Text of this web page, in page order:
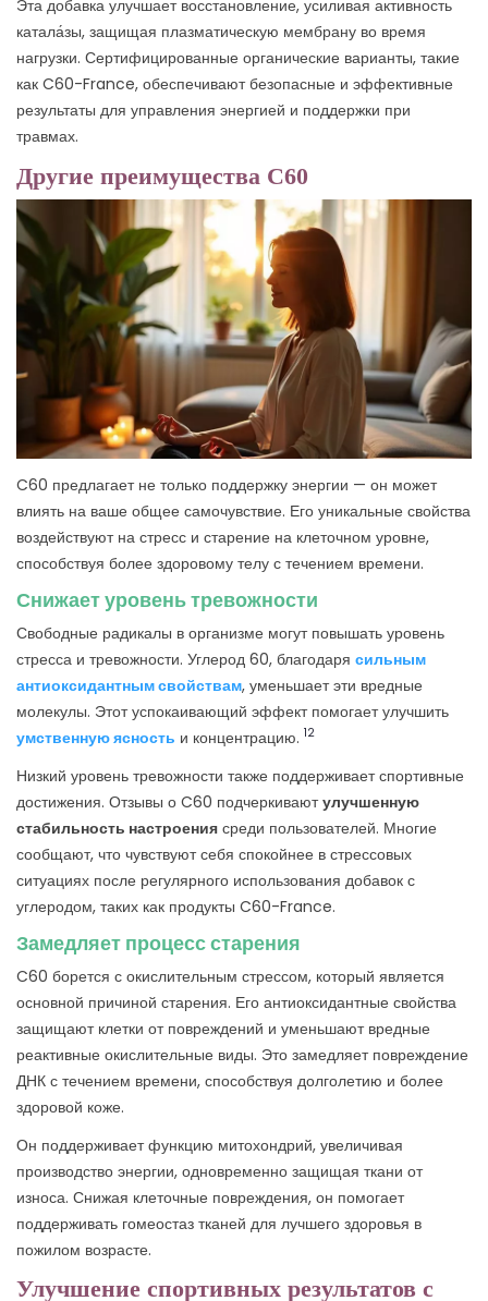
Эта добавка улучшает восстановление, усиливая активность
катала́зы, защищая плазматическую мембрану во время
нагрузки. Сертифицированные органические варианты, такие
как C60-France, обеспечивают безопасные и эффективные
результаты для управления энергией и поддержки при
травмах.
Другие преимущества C60
C60 предлагает не только поддержку энергии — он может
влиять на ваше общее самочувствие. Его уникальные свойства
воздействуют на стресс и старение на клеточном уровне,
способствуя более здоровому телу с течением времени.
Снижает уровень тревожности
Свободные радикалы в организме могут повышать уровень
стресса и тревожности. Углерод 60, благодаря сильным
антиоксидантным свойствам, уменьшает эти вредные
молекулы. Этот успокаивающий эффект помогает улучшить
умственную ясность и концентрацию. 12
Низкий уровень тревожности также поддерживает спортивные
достижения. Отзывы о C60 подчеркиваютулучшенную
стабильность настроения среди пользователей. Многие
сообщают, что чувствуют себя спокойнее в стрессовых
ситуациях после регулярного использования добавок с
углеродом, таких как продукты C60-France.
Замедляет процесс старения
C60 борется с окислительным стрессом, который является
основной причиной старения. Его антиоксидантные свойства
защищают клетки от повреждений и уменьшают вредные
реактивные окислительные виды. Это замедляет повреждение
ДНК с течением времени, способствуя долголетию и более
здоровой коже.
Он поддерживает функцию митохондрий, увеличивая
производство энергии, одновременно защищая ткани от
износа. Снижая клеточные повреждения, он помогает
поддерживать гомеостаз тканей для лучшего здоровья в
пожилом возрасте.
Улучшение спортивных результатов с